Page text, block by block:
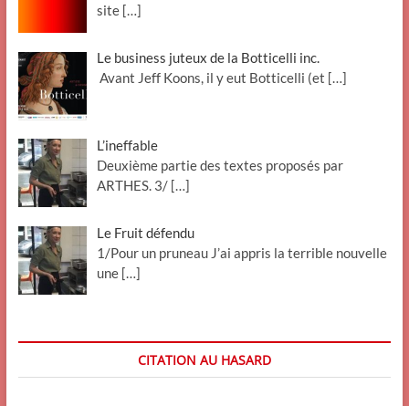
site […]
Le business juteux de la Botticelli inc.
Avant Jeff Koons, il y eut Botticelli (et […]
L’ineffable
Deuxième partie des textes proposés par
ARTHES. 3/ […]
Le Fruit défendu
1/Pour un pruneau J’ai appris la terrible nouvelle
une […]
CITATION AU HASARD